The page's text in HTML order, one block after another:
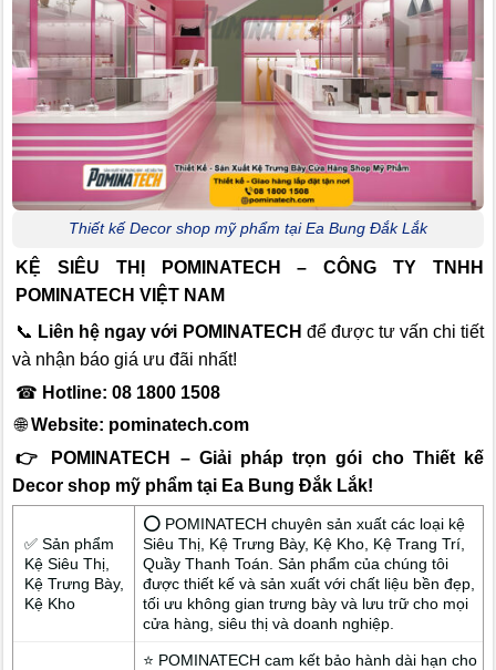
Thiết kế Decor shop mỹ phẩm tại Ea Bung Đắk Lắk
KỆ SIÊU THỊ POMINATECH – CÔNG TY TNHH
POMINATECH VIỆT NAM
📞 Liên hệ ngay với POMINATECH để được tư vấn chi tiết
và nhận báo giá ưu đãi nhất!
☎ Hotline: 08 1800 1508
🌐Website: pominatech.com
👉 POMINATECH – Giải pháp trọn gói cho Thiết kế
Decor shop mỹ phẩm tại Ea Bung Đắk Lắk!
✅ Sản phẩm
Kệ Siêu Thị,
Kệ Trưng Bày,
Kệ Kho
⭕ POMINATECH chuyên sản xuất các loại kệ
Siêu Thị, Kệ Trưng Bày, Kệ Kho, Kệ Trang Trí,
Quầy Thanh Toán. Sản phẩm của chúng tôi
được thiết kế và sản xuất với chất liệu bền đẹp,
tối ưu không gian trưng bày và lưu trữ cho mọi
cửa hàng, siêu thị và doanh nghiệp.
⭐ POMINATECH cam kết bảo hành dài hạn cho